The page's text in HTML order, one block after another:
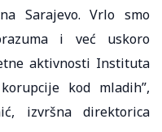
Sarajevo. Vrlo smo
i već uskoro
aktivnosti Instituta
kod mladih”,
izvršna direktorica